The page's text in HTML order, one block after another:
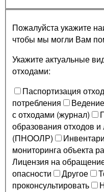
Пожалуйста укажите
чтобы мы могли Вам
Укажите актуальные
отходами:
Паспортизация
потребления
с отходами (журнал)
образования отходов
(ПНООЛР)
мониторинга объекта
Лицензия на
опасности
Другое
проконсультировать